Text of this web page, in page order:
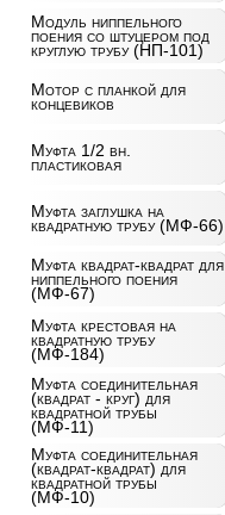
Модуль ниппельного
поения со штуцером под
круглую трубу (НП-101)
Мотор с планкой для
концевиков
Муфта 1/2 вн.
пластиковая
Муфта заглушка на
квадратную трубу (МФ-66)
Муфта квадрат-квадрат для
ниппельного поения
(МФ-67)
Муфта крестовая на
квадратную трубу
(МФ-184)
Муфта соединительная
(квадрат - круг) для
квадратной трубы
(МФ-11)
Муфта соединительная
(квадрат-квадрат) для
квадратной трубы
(МФ-10)